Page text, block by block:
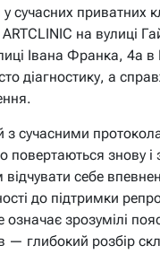
сучасних приватних
на вулиці
Івана Франка, 4а в
діагностику, а
з сучасними
повертаються знову
себе
до підтримки
означає зрозумілі
— глибокий розбір